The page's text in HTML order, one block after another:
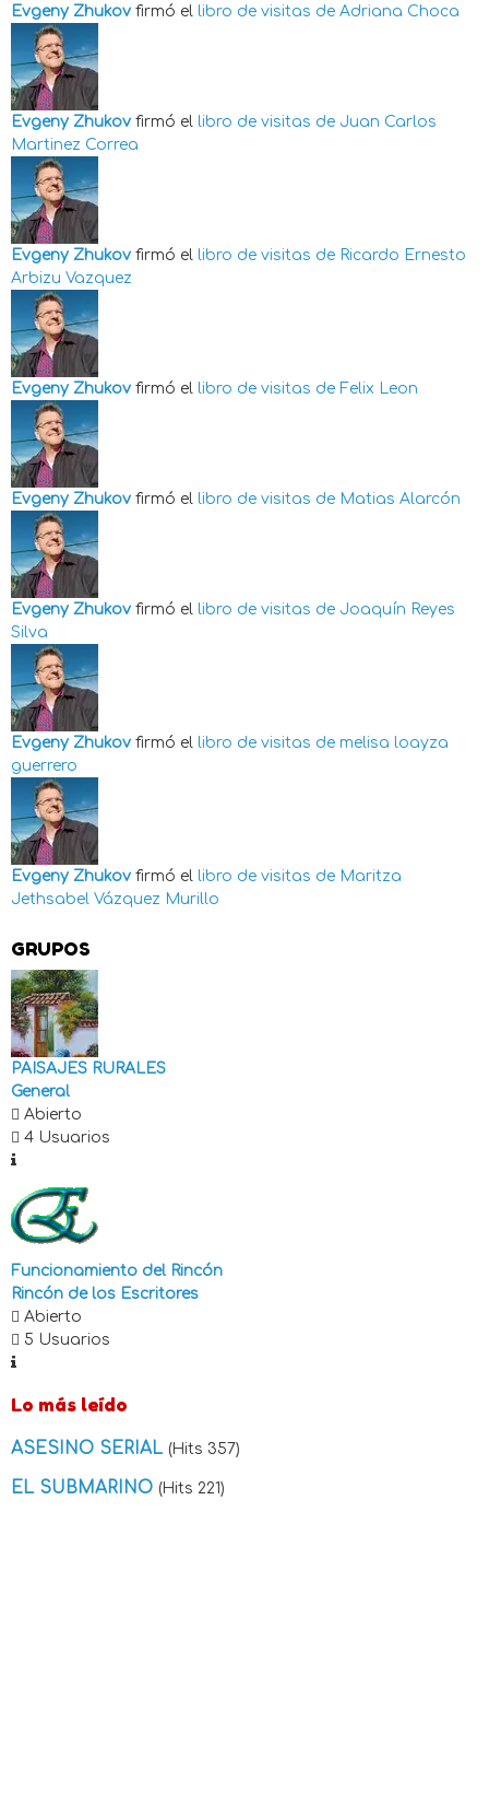
Evgeny Zhukov firmó el libro de visitas de Adriana Choca
Evgeny Zhukov firmó el libro de visitas de Juan Carlos
Martinez Correa
Evgeny Zhukov firmó el libro de visitas de Ricardo Ernesto
Arbizu Vazquez
Evgeny Zhukov firmó el libro de visitas de Felix Leon
Evgeny Zhukov firmó el libro de visitas de Matias Alarcón
Evgeny Zhukov firmó el libro de visitas de Joaquín Reyes
Silva
Evgeny Zhukov firmó el libro de visitas de melisa loayza
guerrero
Evgeny Zhukov firmó el libro de visitas de Maritza
Jethsabel Vázquez Murillo
GRUPOS
PAISAJES RURALES
General
Abierto
4 Usuarios
Funcionamiento del Rincón
Rincón de los Escritores
Abierto
5 Usuarios
Lo más leído
ASESINO SERIAL (Hits 357)
EL SUBMARINO (Hits 221)